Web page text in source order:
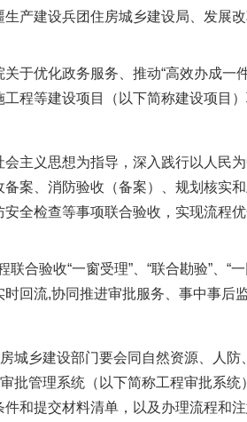
产建设兵团住房城乡建设局、发展
优化政务服务、推动“高效办成一
程等建设项目（以下简称建设项目
义思想为指导，深入践行以人民
案、消防验收（备案）、规划核实
全检查等事项联合验收，实现流程
验收“一窗受理”、“联合勘验”、“
回流,协同推进审批服务、事中事后
乡建设部门要会同自然资源、人防
批管理系统（以下简称工程审批系
和提交材料清单，以及办理流程和
茶叶“炒上天”
谢谢有你温暖了四季